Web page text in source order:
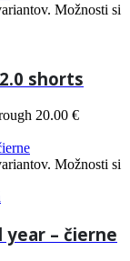
Možnosti si
shorts
20.00 €
Možnosti si
year – čierne